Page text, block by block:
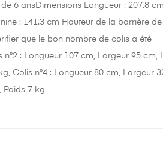
6 ansDimensions Longueur : 207.8
: 141.3 cm Hauteur de la barrière de
que le bon nombre de colis a été
: Longueur 107 cm, Largeur 95 cm,
Colis n°4 : Longueur 80 cm, Largeur
Poids 7 kg